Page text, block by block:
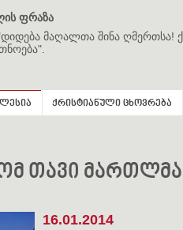
ფრაზა
მაღალთა შინა ღმერთსა!
ქრისტიანული ცხოვრება
თავი
16.01.2014